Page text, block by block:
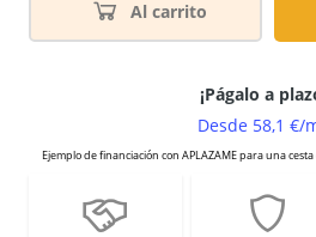
Al carrito